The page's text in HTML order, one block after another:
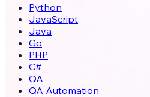
Python
JavaScript
Java
Go
PHP
C#
QA
QA Automation